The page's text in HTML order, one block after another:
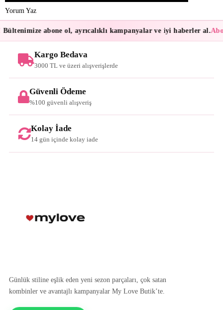
Yorum Yaz
abone ol, ayrıcalıklı kampanyalar ve iyi haberler al.
Kargo Bedava
3000 TL ve üzeri alışverişlerde
Güvenli Ödeme
%100 güvenli alışveriş
Kolay İade
14 gün içinde kolay iade
Günlük stiline eşlik eden yeni sezon parçaları, çok satan
kombinler ve avantajlı kampanyalar My Love Butik’te.